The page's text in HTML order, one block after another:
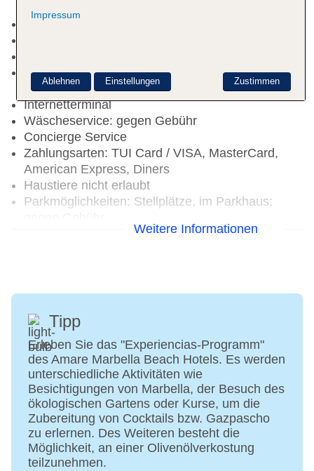
Gebühr, Hängematten: ohne Gebühr
Whirlpool: ohne Gebühr, Outdoor
Internet: WLAN/WiFi, im gesamten Hotel
(Anlage): ohne Gebühr
Internetterminal
Wäscheservice: gegen Gebühr
Concierge Service
Zahlungsarten: TUI Card / VISA, MasterCard,
American Express, Diners
Haustiere nicht erlaubt
Parkmöglichkeiten: Stellplätze, im Parkhaus:
Gebäudeanzahl: 1, Etagen: 9, Zimmer: 236
Weitere Informationen
Tipp
Erleben Sie das "Experiencias-Programm"
des Amare Marbella Beach Hotels. Es werden
unterschiedliche Aktivitäten wie
Besichtigungen von Marbella, der Besuch des
ökologischen Gartens oder Kurse, um die
Zubereitung von Cocktails bzw. Gazpascho
zu erlernen. Des Weiteren besteht die
Möglichkeit, an einer Olivenölverkostung
teilzunehmen.
Impressum
Zustimmen
Ablehnen Einstellungen